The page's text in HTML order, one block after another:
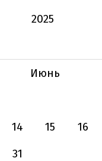
2025
Июнь
14 15 16
31